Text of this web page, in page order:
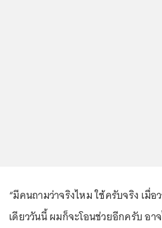
“มีคนถามว่าจริงไหม ใช้ครับจริง เมื่อ
เดียววันนี้ ผมก็จะโอนช่วยอีกครับ อ